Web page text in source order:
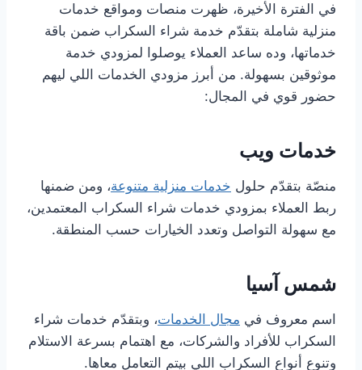
في الفترة الأخيرة، ظهرت منصات ومواقع خدمات
منزلية شاملة بتقدّم خدمة شراء السكراب ضمن باقة
خدماتها، وده ساعد العملاء يوصلوا لمزودي خدمة
موثوقين بسهولة. من أبرز مزودي الخدمات اللي ليهم
حضور قوي في المجال:
خدمات ويب
منصّة بتقدّم حلول خدمات منزلية متنوعة، ومن ضمنها
ربط العملاء بمزودي خدمات شراء السكراب المعتمدين،
مع سهولة التواصل وتعدد الخيارات حسب المنطقة.
شمس آسيا
اسم معروف في مجال الخدمات، وبتقدّم خدمات شراء
السكراب للأفراد والشركات، مع اهتمام بسرعة الاستلام
وتنوع أنواع السكراب اللي بيتم التعامل معاها.